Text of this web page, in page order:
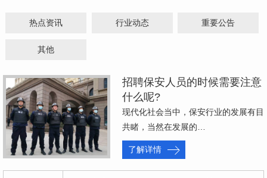
热点资讯 行业动态 重要公告
其他
招聘保安人员的时候需要注意
什么呢?
现代化社会当中，保安行业的发展有目
共睹，当然在发展的…
了解详情